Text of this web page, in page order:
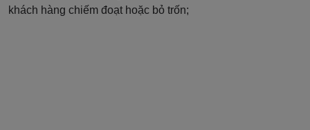
khách hàng chiếm đoạt hoặc bỏ trốn;